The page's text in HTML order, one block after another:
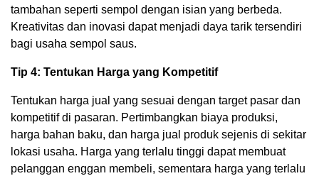
tambahan seperti sempol dengan isian yang berbeda.
Kreativitas dan inovasi dapat menjadi daya tarik tersendiri
bagi usaha sempol saus.
Tip 4: Tentukan Harga yang Kompetitif
Tentukan harga jual yang sesuai dengan target pasar dan
kompetitif di pasaran. Pertimbangkan biaya produksi,
harga bahan baku, dan harga jual produk sejenis di sekitar
lokasi usaha. Harga yang terlalu tinggi dapat membuat
pelanggan enggan membeli, sementara harga yang terlalu